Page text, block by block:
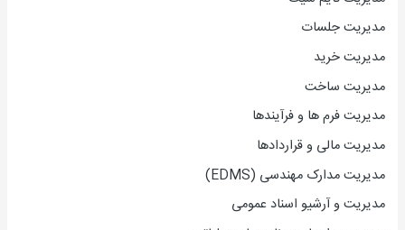
مدیریت جلسات
مدیریت خرید
مدیریت ساخت
مدیریت فرم ها و فرآیندها
مدیریت مالی و قراردادها
مدیریت مدارک مهندسی (EDMS)
مدیریت و آرشیو اسناد عمومی